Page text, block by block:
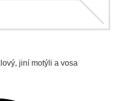
jiní motýli a vosa